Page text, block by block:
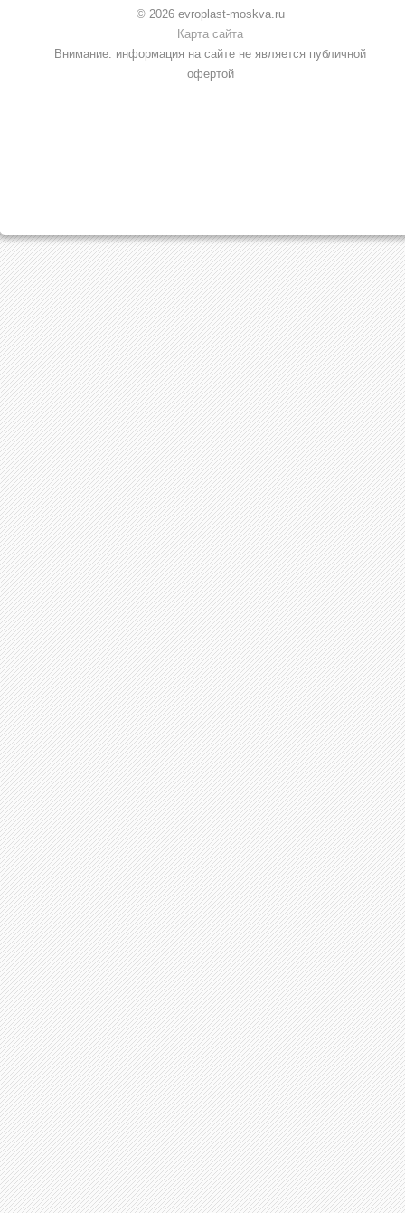
© 2026 evroplast-moskva.ru
Карта сайта
Внимание: информация на сайте не является публичной
офертой